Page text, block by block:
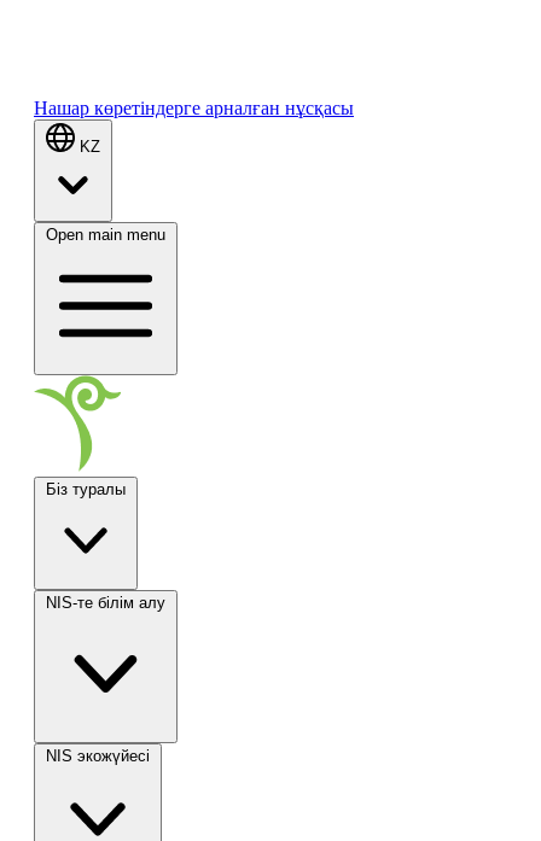
Нашар көретіндерге арналған нұсқасы
KZ
Open main menu
Біз туралы
NIS-те білім алу
NIS экожүйесі